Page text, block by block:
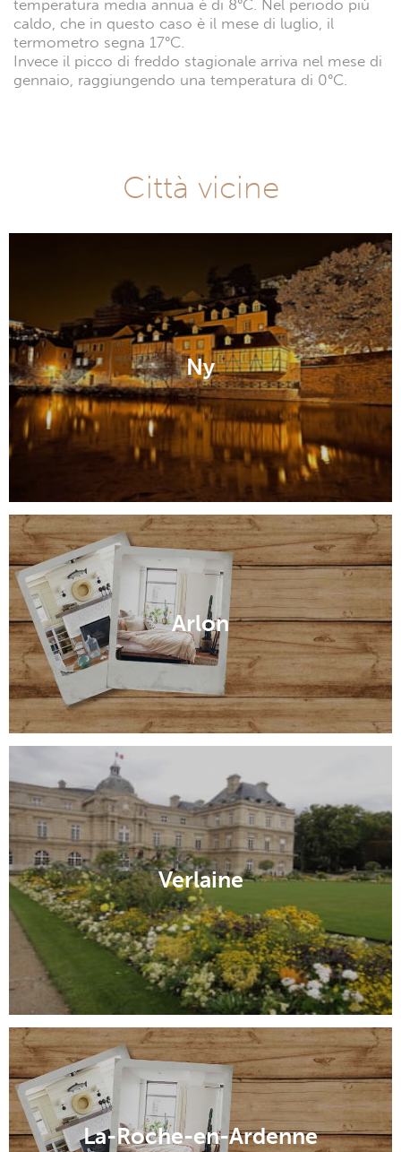
temperatura media annua è di 8°C. Nel periodo più
caldo, che in questo caso è il mese di luglio, il
termometro segna 17°C.
Invece il picco di freddo stagionale arriva nel mese di
gennaio, raggiungendo una temperatura di 0°C.
Città vicine
Ny
Arlon
Verlaine
La-Roche-en-Ardenne